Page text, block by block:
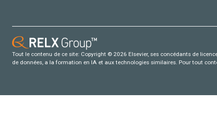
Tout le contenu de ce site: Copyright © 2026 Elsevier, ses concédants de
de données, a la formation en IA et aux technologies similaires. Pour tout